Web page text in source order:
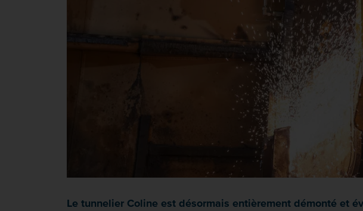
Le tunnelier Coline est désormais entièrement démonté et